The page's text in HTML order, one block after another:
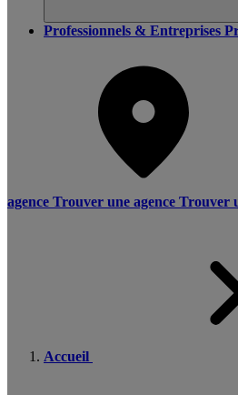
Professionnels & Entreprises
agence Trouver une agence Trouver
Accueil